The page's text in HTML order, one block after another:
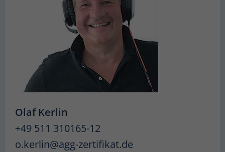
Olaf Kerlin
+49 511 310165-12
o.kerlin@agg-zertifikat.de